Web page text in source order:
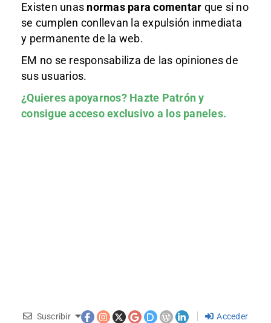
Existen unas normas para comentar que si no
se cumplen conllevan la expulsión inmediata
y permanente de la web.
EM no se responsabiliza de las opiniones de
sus usuarios.
¿Quieres apoyarnos? Hazte Patróny
consigue acceso exclusivo a los paneles.
Suscribir Acceder